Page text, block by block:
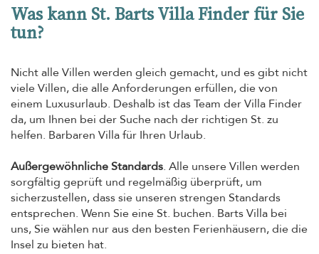
Was kann St. Barts Villa Finder für Sie
tun?
Nicht alle Villen werden gleich gemacht, und es gibt nicht
viele Villen, die alle Anforderungen erfüllen, die von
einem Luxusurlaub. Deshalb ist das Team der Villa Finder
da, um Ihnen bei der Suche nach der richtigen St. zu
helfen. Barbaren Villa für Ihren Urlaub.
Außergewöhnliche Standards. Alle unsere Villen werden
sorgfältig geprüft und regelmäßig überprüft, um
sicherzustellen, dass sie unseren strengen Standards
entsprechen. Wenn Sie eine St. buchen. Barts Villa bei
uns, Sie wählen nur aus den besten Ferienhäusern, die die
Insel zu bieten hat.